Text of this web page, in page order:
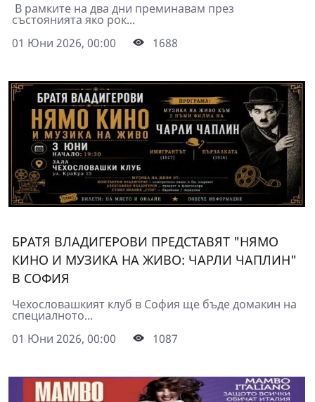
В рамките на два дни преминавам през
състоянията яко рок...
01 Юни 2026, 00:00
1688
БРАТЯ ВЛАДИГЕРОВИ ПРЕДСТАВЯТ "НЯМО
КИНО И МУЗИКА НА ЖИВО: ЧАРЛИ ЧАПЛИН"
В СОФИЯ
Чехословашкият клуб в София ще бъде домакин на
специалното...
01 Юни 2026, 00:00
1087